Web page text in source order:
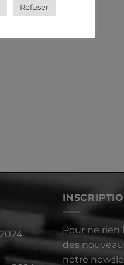
Pour ne rien
des
notre
Refuser